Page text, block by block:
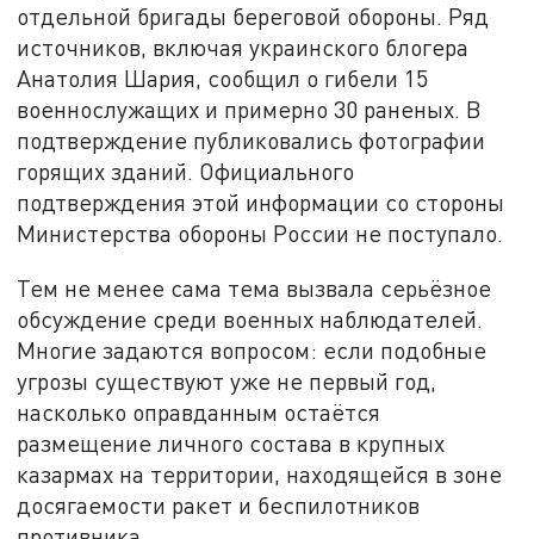
отдельной бригады береговой обороны. Ряд
источников, включая украинского блогера
Анатолия Шария, сообщил о гибели 15
военнослужащих и примерно 30 раненых. В
подтверждение публиковались фотографии
горящих зданий. Официального
подтверждения этой информации со стороны
Министерства обороны России не поступало.
Тем не менее сама тема вызвала серьёзное
обсуждение среди военных наблюдателей.
Многие задаются вопросом: если подобные
угрозы существуют уже не первый год,
насколько оправданным остаётся
размещение личного состава в крупных
казармах на территории, находящейся в зоне
досягаемости ракет и беспилотников